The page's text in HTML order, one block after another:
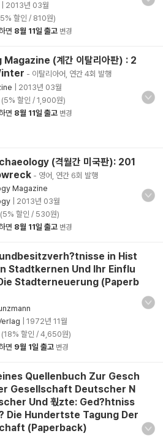
2013년 03월
할인 / 810원)
면 8월 11일 출고 변경
(계간 이탈리아판) : 2
- 이탈리아어, 연간 4회 발행
2013년 03월
(5% 할인 / 1,900원)
면 8월 11일 출고 변경
(격월간 미국판): 201
- 영어, 연간 6회 발행
Magazine
2013년 03월
할인 / 530원)
면 8월 11일 출고 변경
in Hist
Stadtkernen Und Ihr Einflu
Stadterneuerung (Paperb
1972년 11월
(18% 할인 / 4,650원)
면 9월 1일 출고 변경
Quellenbuch Zur Gesch
Gesellschaft Deutscher N
Und 훣zte: Ged?htniss
Die Hundertste Tagung Der
(Paperback)